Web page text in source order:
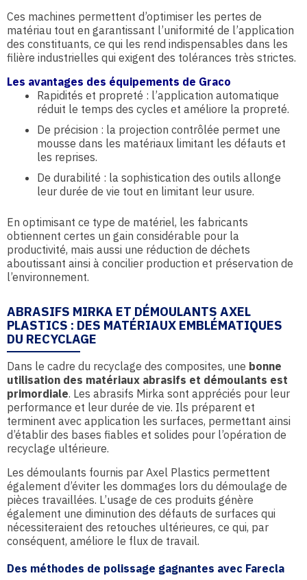
Ces machines permettent d’optimiser les pertes de
matériau tout en garantissant l’uniformité de l’application
des constituants, ce qui les rend indispensables dans les
filière industrielles qui exigent des tolérances très strictes.
Les avantages des équipements de Graco
Rapidités et propreté : l’application automatique
réduit le temps des cycles et améliore la propreté.
De précision : la projection contrôlée permet une
mousse dans les matériaux limitant les défauts et
les reprises.
De durabilité : la sophistication des outils allonge
leur durée de vie tout en limitant leur usure.
En optimisant ce type de matériel, les fabricants
obtiennent certes un gain considérable pour la
productivité, mais aussi une réduction de déchets
aboutissant ainsi à concilier production et préservation de
l’environnement.
ABRASIFS MIRKA ET DÉMOULANTS AXEL
PLASTICS : DES MATÉRIAUX EMBLÉMATIQUES
DU RECYCLAGE
Dans le cadre du recyclage des composites, une bonne
utilisation des matériaux abrasifs et démoulants est
primordiale. Les abrasifs Mirka sont appréciés pour leur
performance et leur durée de vie. Ils préparent et
terminent avec application les surfaces, permettant ainsi
d’établir des bases fiables et solides pour l’opération de
recyclage ultérieure.
Les démoulants fournis par Axel Plastics permettent
également d’éviter les dommages lors du démoulage de
pièces travaillées. L’usage de ces produits génère
également une diminution des défauts de surfaces qui
nécessiteraient des retouches ultérieures, ce qui, par
conséquent, améliore le flux de travail.
Des méthodes de polissage gagnantes avec Farecla